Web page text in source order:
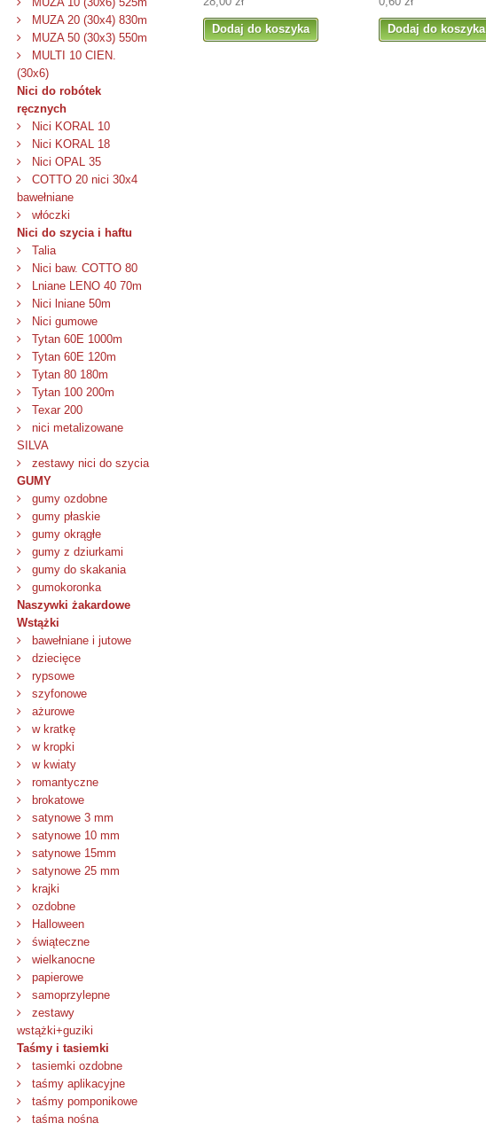
MUZA 20 (30x4) 830m
MUZA 50 (30x3) 550m
MULTI 10 CIEN.
(30x6)
Nici do robótek
ręcznych
Nici KORAL 10
Nici KORAL 18
Nici OPAL 35
COTTO 20 nici 30x4
bawełniane
włóczki
Nici do szycia i haftu
Talia
Nici baw. COTTO 80
Lniane LENO 40 70m
Nici lniane 50m
Nici gumowe
Tytan 60E 1000m
Tytan 60E 120m
Tytan 80 180m
Tytan 100 200m
Texar 200
nici metalizowane
SILVA
zestawy nici do szycia
GUMY
gumy ozdobne
gumy płaskie
gumy okrągłe
gumy z dziurkami
gumy do skakania
gumokoronka
Naszywki żakardowe
Wstążki
bawełniane i jutowe
dziecięce
rypsowe
szyfonowe
ażurowe
w kratkę
w kropki
w kwiaty
romantyczne
brokatowe
satynowe 3 mm
satynowe 10 mm
satynowe 15mm
satynowe 25 mm
krajki
ozdobne
Halloween
świąteczne
wielkanocne
papierowe
samoprzylepne
zestawy
wstążki+guziki
Taśmy i tasiemki
tasiemki ozdobne
taśmy aplikacyjne
taśmy pomponikowe
taśma nośna
Dodaj do koszyka Dodaj do koszyka